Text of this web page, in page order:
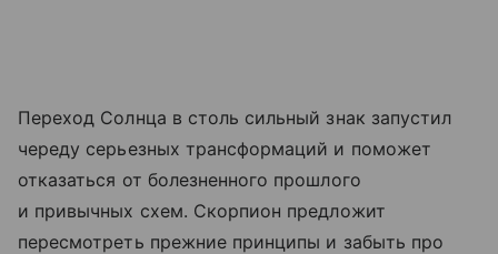
Переход Солнца в столь сильный знак запустил
череду серьезных трансформаций и поможет
отказаться от болезненного прошлого
и привычных схем. Скорпион предложит
пересмотреть прежние принципы и забыть про